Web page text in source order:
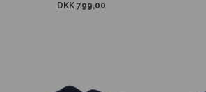
DKK 799,00